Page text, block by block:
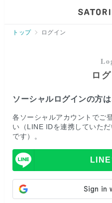
トップ ログイン
ロ
ソーシャルログインの方
各ソーシャルアカウントでご
い（LINE IDを連携していた
です）。